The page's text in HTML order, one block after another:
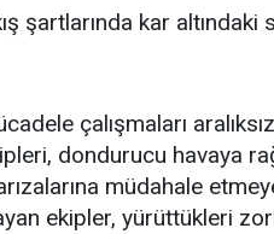
şartlarında kar altındaki
çalışmaları
dondurucu havaya
müdahale
ekipler, yürüttükleri